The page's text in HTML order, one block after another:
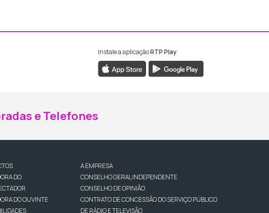
Facebook da RTP Madeira
ao Instagram da RTP Madeira
Instale a aplicaçãoRTP Play
e Telefones
DO
DO OUVINTE
A EMPRESA
CONSELHO GERAL INDEPENDENTE
CONSELHO DE OPINIÃO
CONTRATO DE CONCESSÃO DO SERVIÇO PÚBLICO
DE RÁDIO E TELEVISÃO